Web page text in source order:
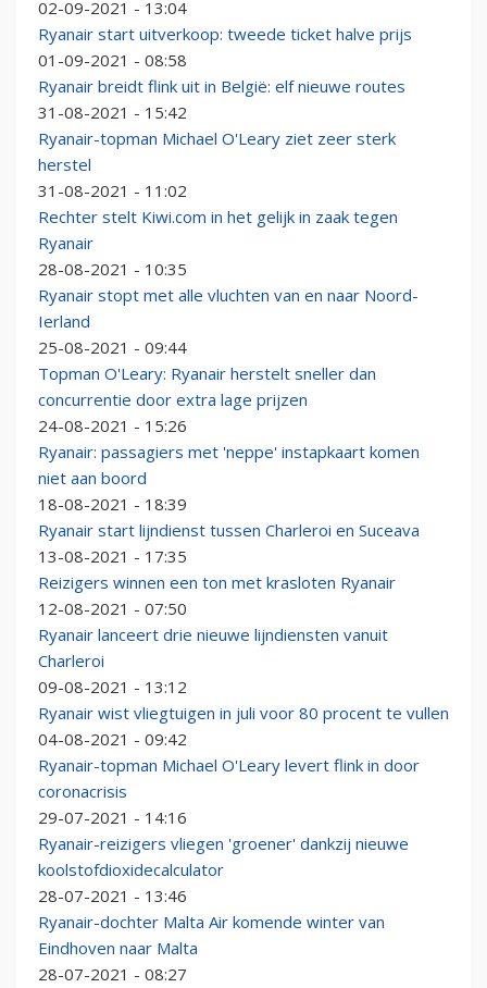
02-09-2021 - 13:04
Ryanair start uitverkoop: tweede ticket halve prijs
01-09-2021 - 08:58
Ryanair breidt flink uit in België: elf nieuwe routes
31-08-2021 - 15:42
Ryanair-topman Michael O'Leary ziet zeer sterk
herstel
31-08-2021 - 11:02
Rechter stelt Kiwi.com in het gelijk in zaak tegen
Ryanair
28-08-2021 - 10:35
Ryanair stopt met alle vluchten van en naar Noord-
Ierland
25-08-2021 - 09:44
Topman O'Leary: Ryanair herstelt sneller dan
concurrentie door extra lage prijzen
24-08-2021 - 15:26
Ryanair: passagiers met 'neppe' instapkaart komen
niet aan boord
18-08-2021 - 18:39
Ryanair start lijndienst tussen Charleroi en Suceava
13-08-2021 - 17:35
Reizigers winnen een ton met krasloten Ryanair
12-08-2021 - 07:50
Ryanair lanceert drie nieuwe lijndiensten vanuit
Charleroi
09-08-2021 - 13:12
Ryanair wist vliegtuigen in juli voor 80 procent te vullen
04-08-2021 - 09:42
Ryanair-topman Michael O'Leary levert flink in door
coronacrisis
29-07-2021 - 14:16
Ryanair-reizigers vliegen 'groener' dankzij nieuwe
koolstofdioxidecalculator
28-07-2021 - 13:46
Ryanair-dochter Malta Air komende winter van
Eindhoven naar Malta
28-07-2021 - 08:27